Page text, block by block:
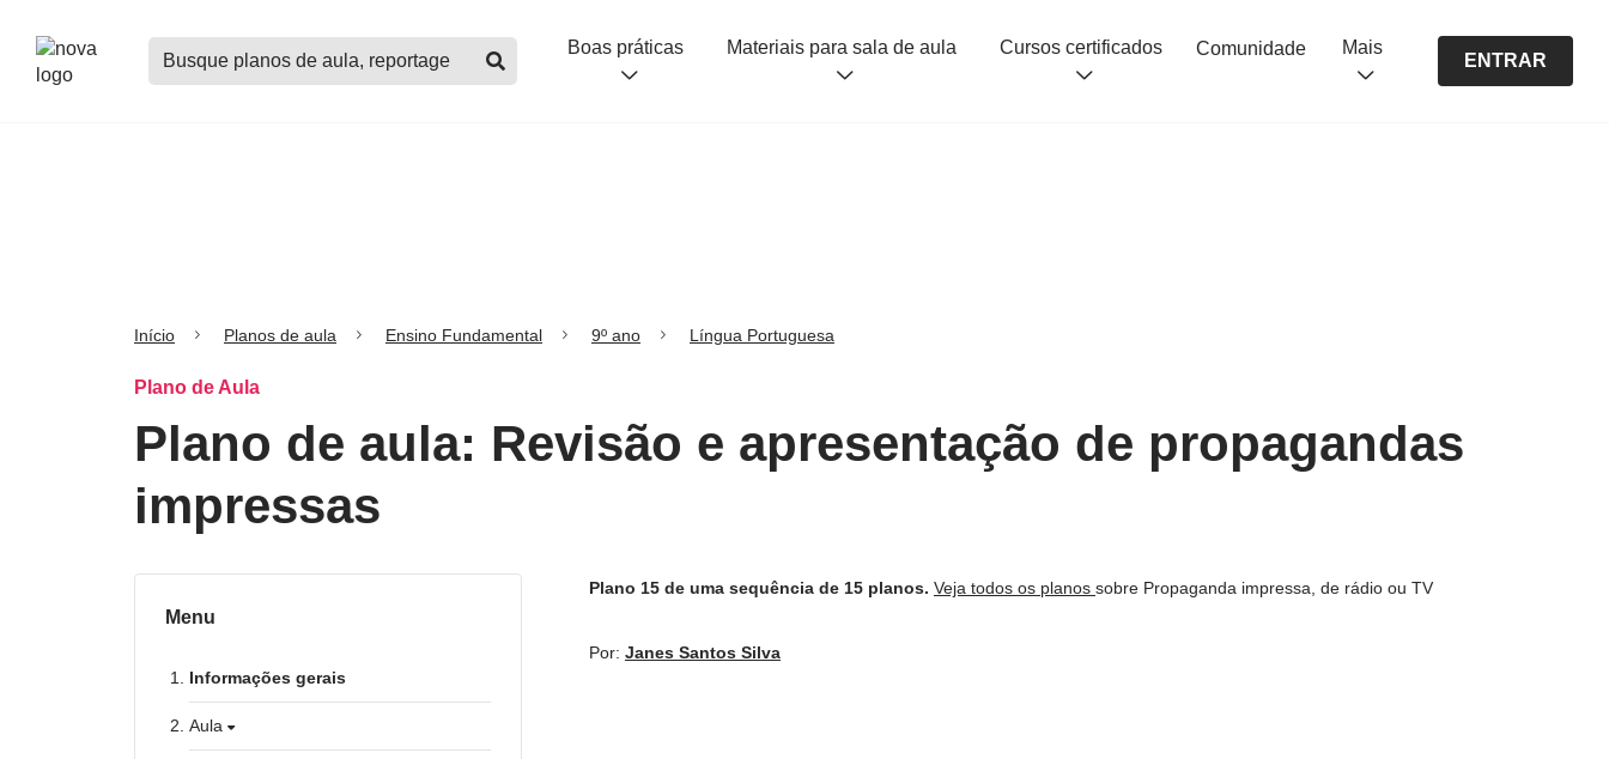
Buscar
planos
Boas práticas Materiais para sala de aula Cursos certificados Comunidade Mais
ENTRAR
Início Planos de aula Ensino Fundamental 9º ano Língua Portuguesa
Plano de Aula
Plano de aula: Revisão e apresentação de propagandas
impressas
Menu
Informações gerais
Aula
Plano 15 de uma sequência de 15 planos. Veja todos os planos sobre Propaganda impressa, de rádio ou TV
Por: Janes Santos Silva